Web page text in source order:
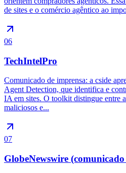
de sites e o comércio agêntico ao
06
TechIntelPro
Comunicado de imprensa: a cside
Agent Detection, que identifica e
IA em sites. O toolkit distingue entre
maliciosos e...
07
GlobeNewswire